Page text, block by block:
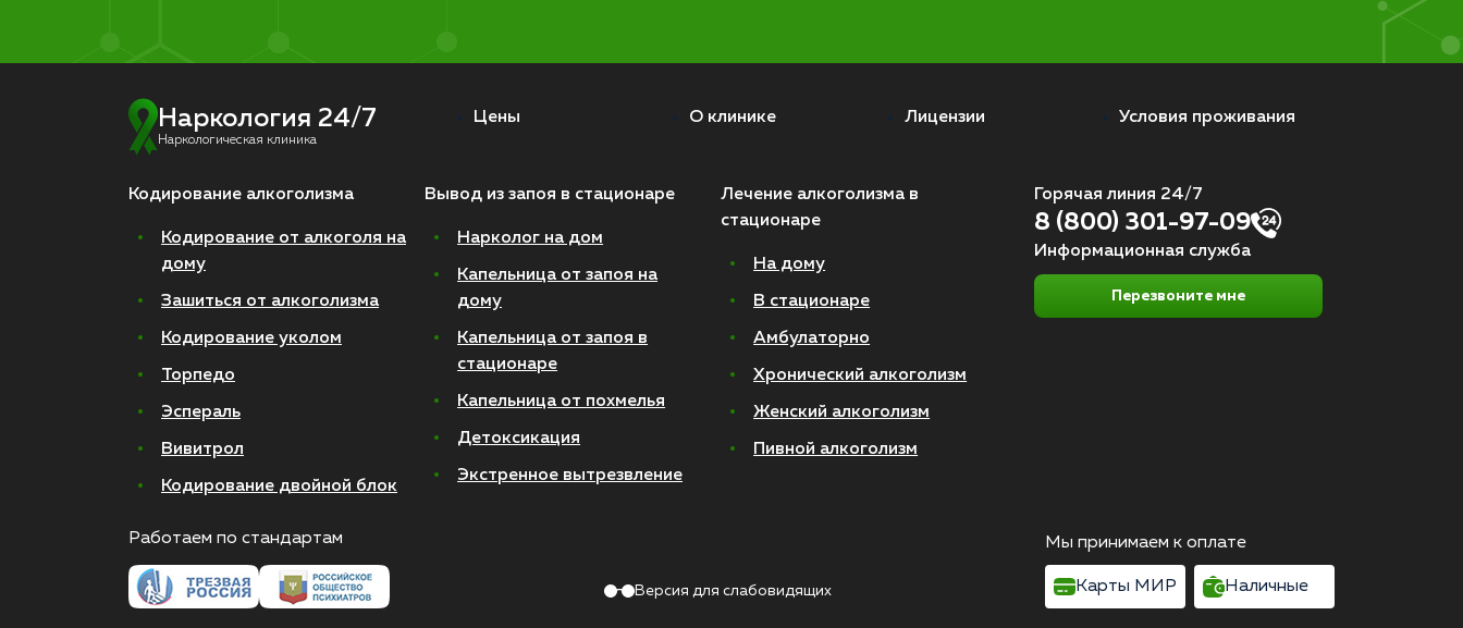
Наркология 24/7
Наркологическая клиника
Цены О клинике Лицензии Условия проживания
Кодирование алкоголизма
Кодирование от алкоголя на
дому
Зашиться от алкоголизма
Кодирование уколом
Торпедо
Эспераль
Вивитрол
Кодирование двойной блок
Вывод из запоя в стационаре
Нарколог на дом
Капельница от запоя на
дому
Капельница от запоя в
стационаре
Капельница от похмелья
Детоксикация
Экстренное вытрезвление
Лечение алкоголизма в
стационаре
На дому
В стационаре
Амбулаторно
Хронический алкоголизм
Женский алкоголизм
Пивной алкоголизм
Горячая линия 24/7
8 (800) 301-97-09
Информационная служба
Перезвоните мне
Работаем по стандартам
Версия для слабовидящих
Мы принимаем к оплате
Карты МИР Наличные